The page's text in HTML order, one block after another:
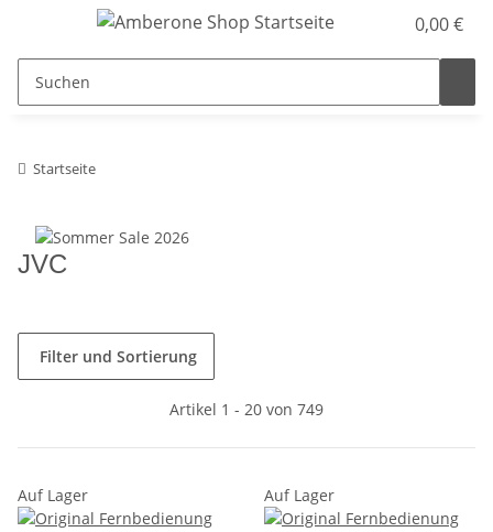
0,00 €
Startseite
JVC
Filter und Sortierung
Artikel 1 - 20 von 749
Auf Lager Auf Lager